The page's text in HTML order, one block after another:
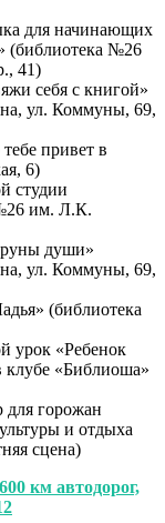
для начинающих
(библиотека №26
41)
себя с книгой»
ул. Коммуны, 69,
привет в
6)
студии
№26 им. Л.К.
души»
ул. Коммуны, 69,
(библиотека
урок «Ребенок
клубе «Библиоша»
для горожан
и отдыха
сцена)
км автодорог,